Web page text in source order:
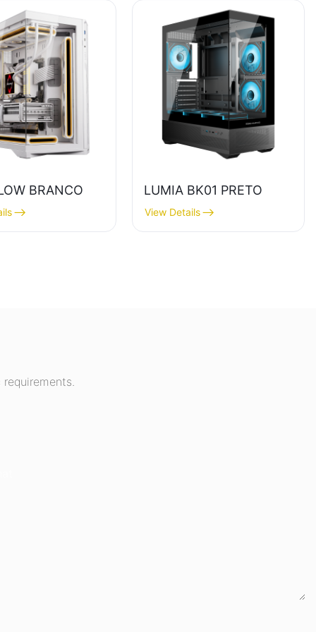
BRANCO LUMIA BK01 PRETO
View Details